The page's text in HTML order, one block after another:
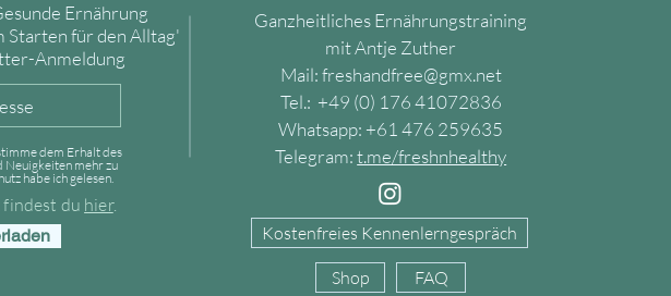
Ernährung
Starten für den Alltag"
Anmeldung
dem Erhalt des
Neuigkeiten mehr zu
habe ich gelesen.
du hier.
Ganzheitliches Ernährungstraining
mit Antje Zuther
Mail:freshandfree@gmx.net
Tel.: +49 (0) 176 41072836
Whatsapp: +61 476 259635
Telegram:t.me/freshnhealthy
Kostenfreies Kennenlerngespräch
Shop FAQ